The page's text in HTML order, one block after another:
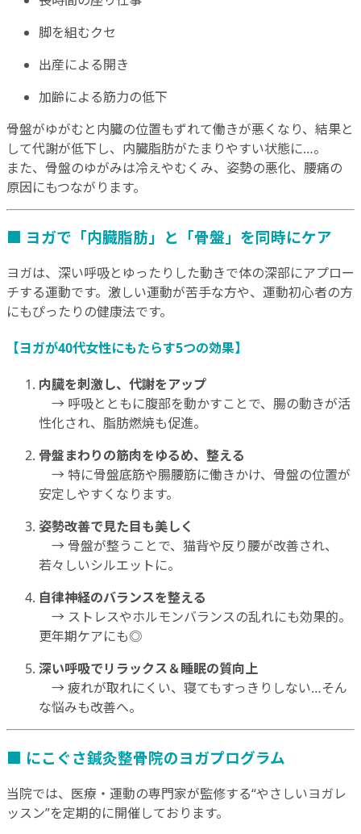
脚を組むクセ
出産による開き
加齢による筋力の低下
骨盤がゆがむと内臓の位置もずれて働きが悪くなり、結果と
して代謝が低下し、内臓脂肪がたまりやすい状態に…。
また、骨盤のゆがみは冷えやむくみ、姿勢の悪化、腰痛の
原因にもつながります。
■ ヨガで「内臓脂肪」と「骨盤」を同時にケア
ヨガは、深い呼吸とゆったりした動きで体の深部にアプロー
チする運動です。激しい運動が苦手な方や、運動初心者の方
にもぴったりの健康法です。
【ヨガが40代女性にもたらす5つの効果】
内臓を刺激し、代謝をアップ
→ 呼吸とともに腹部を動かすことで、腸の動きが活
性化され、脂肪燃焼も促進。
骨盤まわりの筋肉をゆるめ、整える
→ 特に骨盤底筋や腸腰筋に働きかけ、骨盤の位置が
安定しやすくなります。
姿勢改善で見た目も美しく
→ 骨盤が整うことで、猫背や反り腰が改善され、
若々しいシルエットに。
自律神経のバランスを整える
→ ストレスやホルモンバランスの乱れにも効果的。
更年期ケアにも◎
深い呼吸でリラックス＆睡眠の質向上
→ 疲れが取れにくい、寝てもすっきりしない…そん
な悩みも改善へ。
■ にこぐさ鍼灸整骨院のヨガプログラム
当院では、医療・運動の専門家が監修する“やさしいヨガレ
ッスン”を定期的に開催しております。